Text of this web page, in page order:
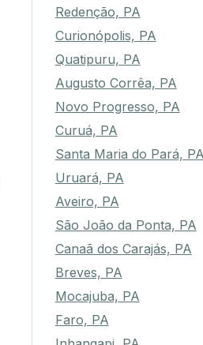
Redenção, PA
Curionópolis, PA
Quatipuru, PA
Augusto Corrêa, PA
Novo Progresso, PA
Curuá, PA
Santa Maria do Pará, PA
Uruará, PA
Aveiro, PA
São João da Ponta, PA
Canaã dos Carajás, PA
Breves, PA
Mocajuba, PA
Faro, PA